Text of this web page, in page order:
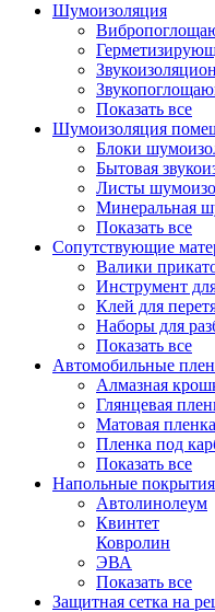
Шумоизоляция
Показать все
Шумоизоляция
Блоки
Бытовая
Листы
Минеральная
Показать все
Сопутствующие
Валики
Инструмент
Клей для
Наборы для
Показать все
Автомобильные
Алмазная
Глянцевая
Матовая пленка
Пленка под
Показать все
Напольные покрытия
Автолинолеум
Квинтет
Ковролин
ЭВА
Показать все
Защитная сетка на